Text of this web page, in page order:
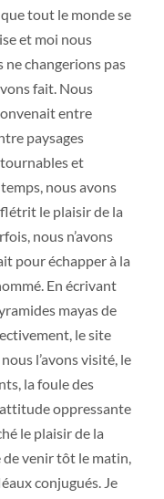
tout le monde se
et moi nous
changerions pas
fait. Nous
entre
paysages
et
nous avons
le plaisir de la
nous n’avons
pour échapper à la
En écrivant
mayas de
le site
l’avons visité, le
la foule des
oppressante
le plaisir de la
venir tôt le matin,
conjugués. Je